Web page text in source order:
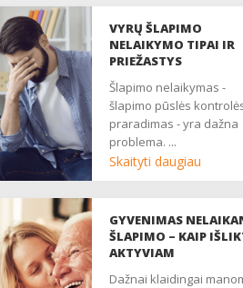
VYRŲ ŠLAPIMO
NELAIKYMO TIPAI IR
PRIEŽASTYS
šlapimo nelaikymas -
šlapimo pūslės
praradimas - yra dažna
problema. ...
Skaityti daugiau
GYVENIMAS
ŠLAPIMO – KAIP
AKTYVIAM
Dažnai klaidingai manoma,